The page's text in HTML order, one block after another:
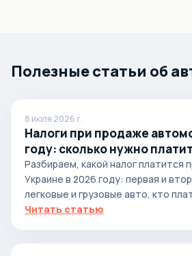
Полезные статьи об
8 июля 2026 г.
Налоги при продаже
году: сколько нужно
случаях
Разбираем, какой налог платится
Украине в 2026 году: первая и
легковые и грузовые авто, кто
Читать статью